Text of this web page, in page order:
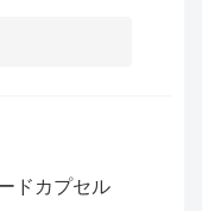
ドカプセル